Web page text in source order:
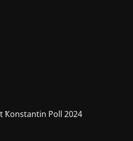
Ҟonstantin Poll 2024